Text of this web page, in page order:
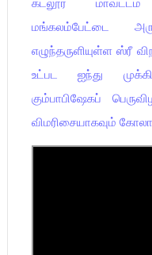
மங்கலம்பேட்டை
எழுந்தருளியுள்ள ஸ்ரீ
உட்பட ஐந்து
கும்பாபிஷேகப்
விமரிசையாகவும்